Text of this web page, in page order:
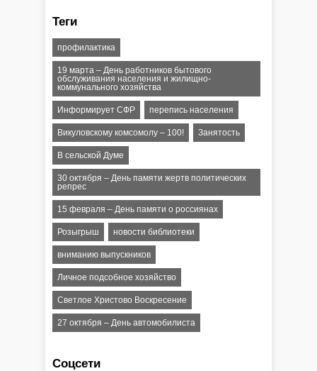
Теги
профилактика
19 марта – День работников бытового
обслуживания населения и жилищно-
коммунального хозяйства
Информирует СФР перепись населения
Викуловскому комсомолу – 100! Занятость
В сельской Думе
30 октября – День памяти жертв политических
репрес
15 февраля – День памяти о россиянах
Розыгрыш новости библиотеки
вниманию выпускников
Личное подсобное хозяйство
Светлое Христово Воскресение
27 октября – День автомобилиста
Соцсети